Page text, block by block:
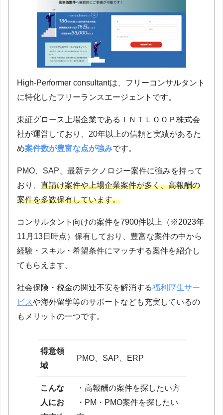
High-Performer consultantは、フリーコンサルタント
に特化したフリーランスエージェントです。
東証グロース上場企業であるＩＮＴＬＯＯＰ株式会
社が運営しており、20年以上の信頼と実績があるた
め案件数が豊富な点が強みです。
PMO、SAP、最新テクノロジー案件に強みを持って
おり、 直請け案件や上場企業案件が多く、高報酬の
案件を多数保有しています。
コンサルタント向けの案件を7900件以上（※2023年
11月13日時点）保有しており、豊富な案件の中から
経験・スキル・希望条件にマッチする案件を紹介し
てもらえます。
社会保険・税金の関連不安を解消する福利厚生サー
ビスや海外留学等のサポートなども充実しているの
もメリットの一つです。
得意領
域
PMO、SAP、ERP
こんな
人にお
・高報酬の案件を探したい方
・PM・PMO案件を探したい